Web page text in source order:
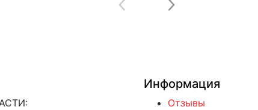
Информация
Отзывы